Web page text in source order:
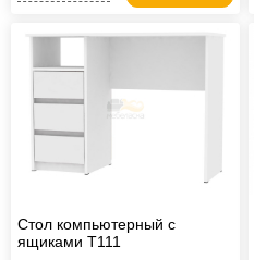
Стол компьютерный с
ящиками T111